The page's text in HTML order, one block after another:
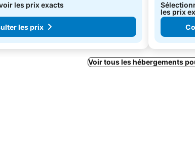
les prix exacts
les prix
les prix
Voir tous les hébergements